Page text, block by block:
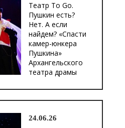
Театр To Go.
Пушкин есть?
Нет. А если
найдем? «Спасти
камер-юнкера
Пушкина»
Архангельского
театра драмы
24.06.26